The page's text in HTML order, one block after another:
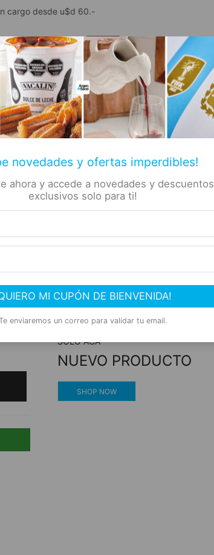
novedades y ofertas imperdibles!
ahora y accede a novedades y descuentos
exclusivos solo para ti!
MI CUPÓN DE BIENVENIDA!
enviaremos un correo para validar tu email.
cargo desde u$d 60.-
y Golosinas
🏷️ Todas las categorías
Compra segura
Experiencia de compra garantizada
SOLO ACÁ
NUEVO PRODUCTO
SHOP NOW